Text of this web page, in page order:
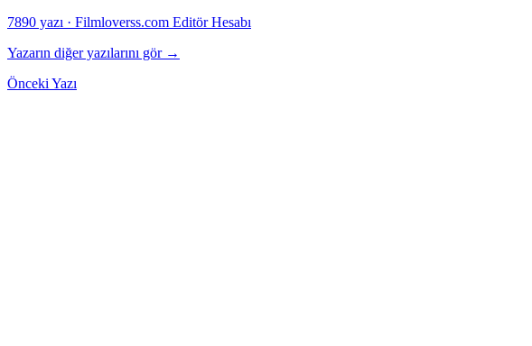
7890 yazı · Filmloverss.com Editör Hesabı
Yazarın diğer yazılarını gör →
Önceki Yazı